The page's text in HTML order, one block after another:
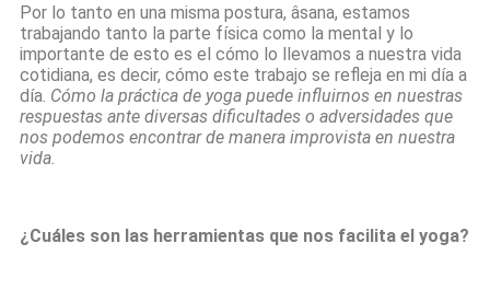
Por lo tanto en una misma postura, âsana, estamos
trabajando tanto la parte física como la mental y lo
importante de esto es el cómo lo llevamos a nuestra vida
cotidiana, es decir, cómo este trabajo se refleja en mi día a
día. Cómo la práctica de yoga puede influirnos en nuestras
respuestas ante diversas dificultades o adversidades que
nos podemos encontrar de manera improvista en nuestra
vida.
¿Cuáles son las herramientas que nos facilita el yoga?